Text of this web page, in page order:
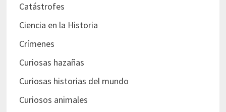
Catástrofes
Ciencia en la Historia
Crímenes
Curiosas hazañas
Curiosas historias del mundo
Curiosos animales